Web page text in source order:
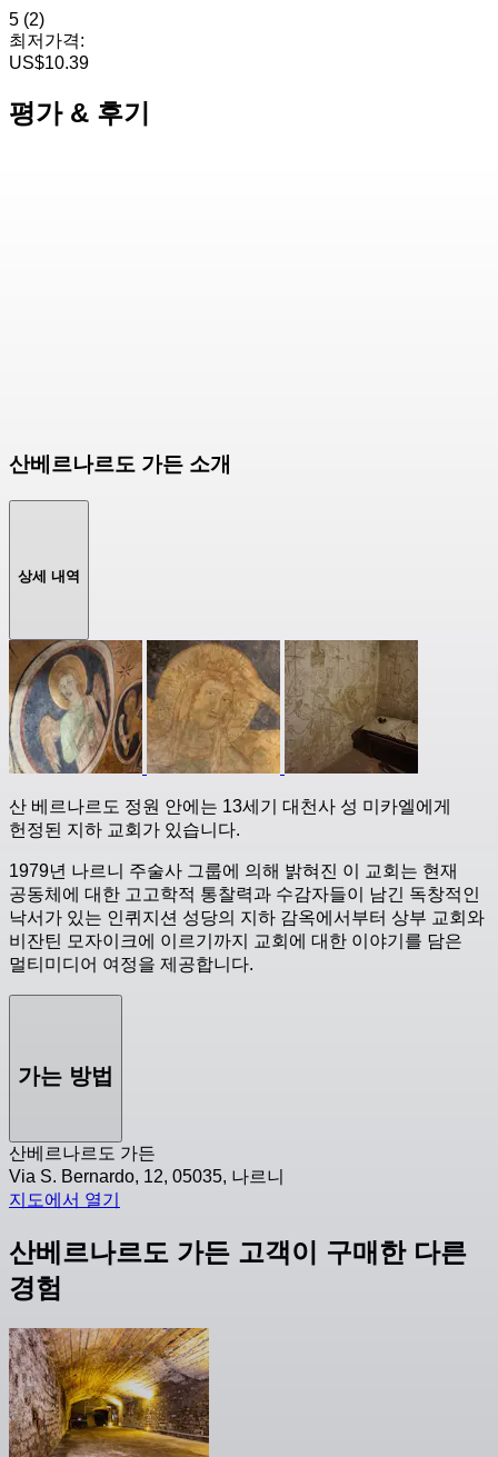
5 (2)
최저가격:
US$10.39
평가 & 후기
산베르나르도 가든 소개
상세 내역
산 베르나르도 정원 안에는 13세기 대천사 성 미카엘에게
헌정된 지하 교회가 있습니다.
1979년 나르니 주술사 그룹에 의해 밝혀진 이 교회는 현재
공동체에 대한 고고학적 통찰력과 수감자들이 남긴 독창적인
낙서가 있는 인퀴지션 성당의 지하 감옥에서부터 상부 교회와
비잔틴 모자이크에 이르기까지 교회에 대한 이야기를 담은
멀티미디어 여정을 제공합니다.
가는 방법
산베르나르도 가든
Via S. Bernardo, 12, 05035, 나르니
지도에서 열기
산베르나르도 가든 고객이 구매한 다른
경험